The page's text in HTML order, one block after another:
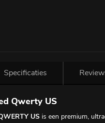
Specificaties
Qwerty US
US is een premium,